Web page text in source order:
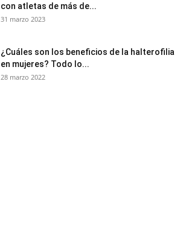
con atletas de más de...
31 marzo 2023
¿Cuáles son los beneficios de la halterofilia
en mujeres? Todo lo...
28 marzo 2022